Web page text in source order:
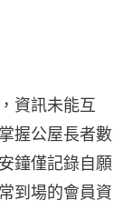
資訊未能互
握公屋長者數
鐘僅記錄自願
到場的會員資